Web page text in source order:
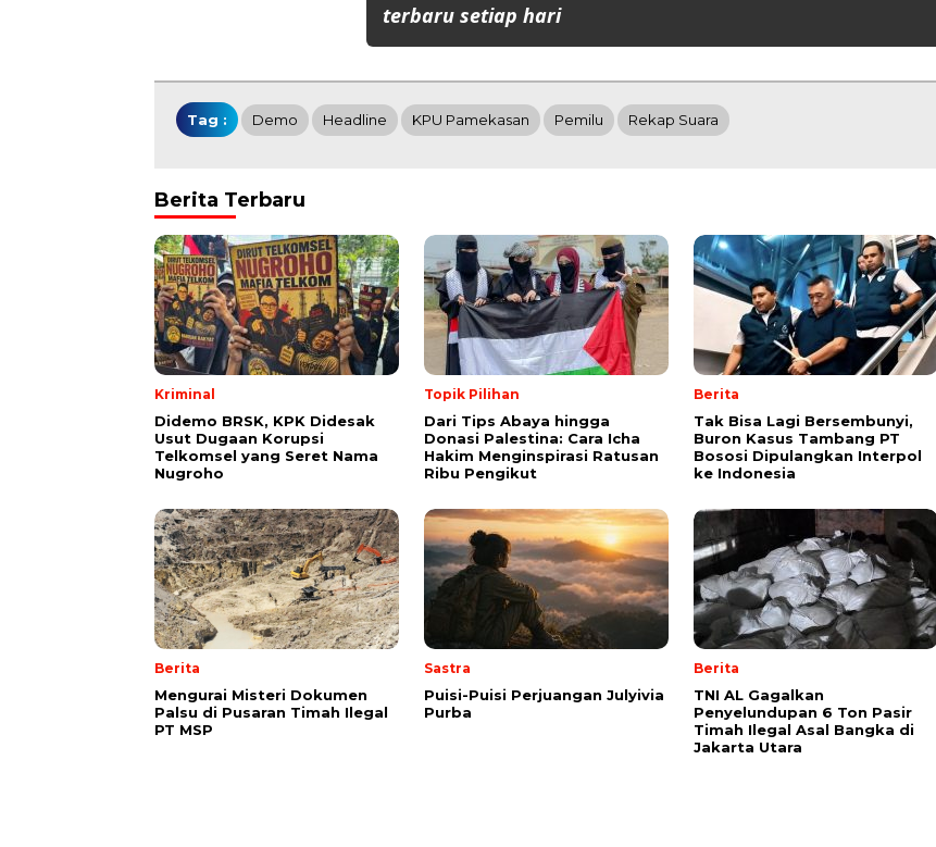
terbaru setiap hari
Tag : Demo Headline KPU Pamekasan Pemilu Rekap Suara
Berita Terbaru
Kriminal
Didemo BRSK, KPK Didesak
Usut Dugaan Korupsi
Telkomsel yang Seret Nama
Nugroho
Topik Pilihan
Dari Tips Abaya hingga
Donasi Palestina: Cara Icha
Hakim Menginspirasi Ratusan
Ribu Pengikut
Berita
Tak Bisa Lagi Bersembunyi,
Buron Kasus Tambang PT
Bososi Dipulangkan Interpol
ke Indonesia
Berita
Mengurai Misteri Dokumen
Palsu di Pusaran Timah Ilegal
PT MSP
Sastra
Puisi-Puisi Perjuangan Julyivia
Purba
Berita
TNI AL Gagalkan
Penyelundupan 6 Ton Pasir
Timah Ilegal Asal Bangka di
Jakarta Utara